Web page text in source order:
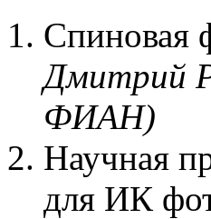
Спиновая
Дмитрий
ФИАН)
Научная
для ИК